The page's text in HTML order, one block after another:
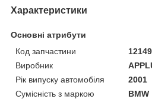
Характеристики
Основні атрибути
Код запчастини
Виробник
Рік випуску автомобіля
2001
Сумісність з маркою
BMW